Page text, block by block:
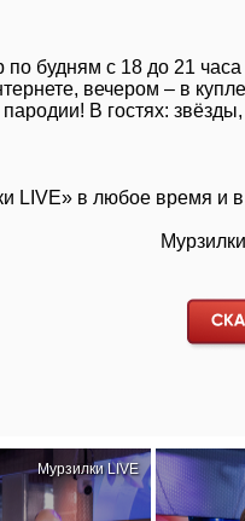
по будням с 18 до 21
вечером – в
пародии! В гостях:
LIVE» в любое время и
Мурзилки LIVE